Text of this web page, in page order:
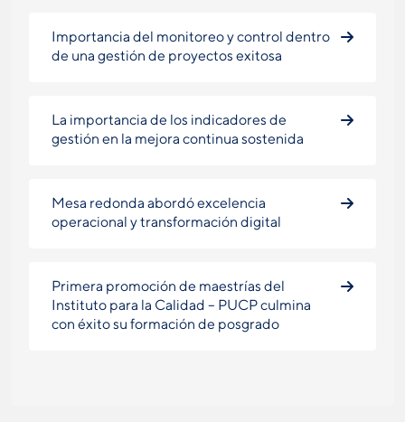
Importancia del monitoreo y control dentro
de una gestión de proyectos exitosa
La importancia de los indicadores de
gestión en la mejora continua sostenida
Mesa redonda abordó excelencia
operacional y transformación digital
Primera promoción de maestrías del
Instituto para la Calidad – PUCP culmina
con éxito su formación de posgrado